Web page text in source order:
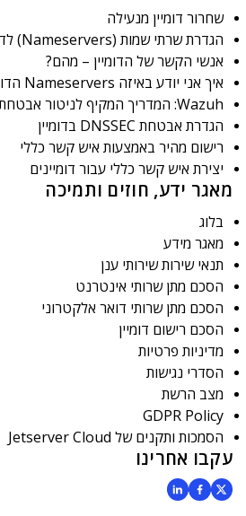
מאגר ידע, חוזים ותמיכה
בלוג
מאגר מידע
תנאי שירות שירותי ענן
הסכם מתן שרותי אינטרנט
הסכם מתן שרותי דואר אלקטרוני
הסכם רישום דומיין
מדיניות פרטיות
הסדרי נגישות
מצב הרשת
GDPR Policy
הסמכות ותקנים של Jetserver Cloud
שחרור דומיין מנעילה
הגדרת שרתי שמות (Nameservers) לדומיין
אנשי הקשר של הדומיין – מהם?
איך אני יודע באיזה Nameservers הדומיין משתמש?
Wazuh: המדריך המקיף לניטור אבטחת שרתים בקוד פתוח
הגדרת אבטחת DNSSEC בדומיין
רישום מהיר באמצעות איש קשר כללי
יצירת איש קשר כללי עבור דומיינים
עקבו אחרינו